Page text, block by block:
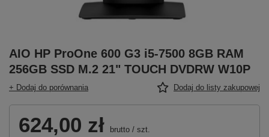
AIO HP ProOne 600 G3 i5-7500 8GB RAM
256GB SSD M.2 21" TOUCH DVDRW W10P
+ Dodaj do porównania Dodaj do listy zakupowej
624,00 zł brutto / szt.